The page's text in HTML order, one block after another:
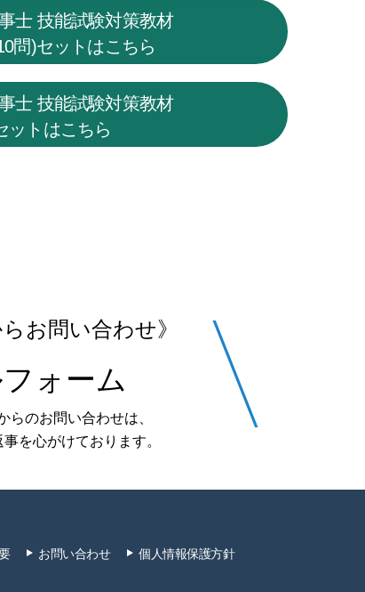
士 技能試験対策教材
問)セットはこちら
士 技能試験対策教材
ットはこちら
らお問い合わせ》
ォーム
らのお問い合わせは、
を心がけております。
お問い合わせ 個人情報保護方針